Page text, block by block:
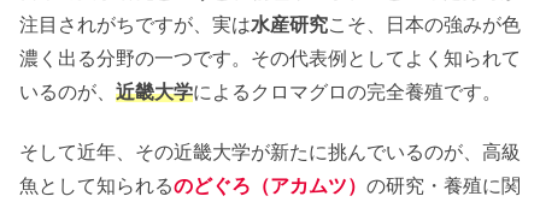
注目されがちですが、実は水産研究こそ、日本の強みが色
濃く出る分野の一つです。その代表例としてよく知られて
いるのが、 近畿大学によるクロマグロの完全養殖です。
そして近年、その近畿大学が新たに挑んでいるのが、高級
魚として知られるのどぐろ（アカムツ） の研究・養殖に関